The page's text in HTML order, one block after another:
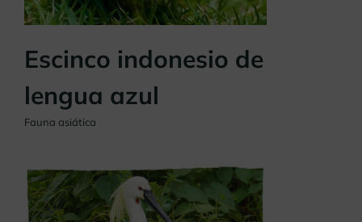
Escinco indonesio de
lengua azul
Fauna asiática